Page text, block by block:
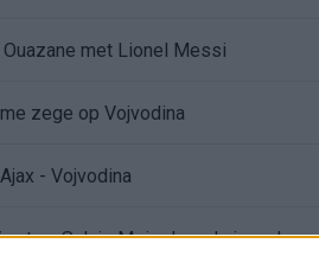
met Lionel Messi
zege op Vojvodina
- Vojvodina
en Sylvie Meis door de jaren heen